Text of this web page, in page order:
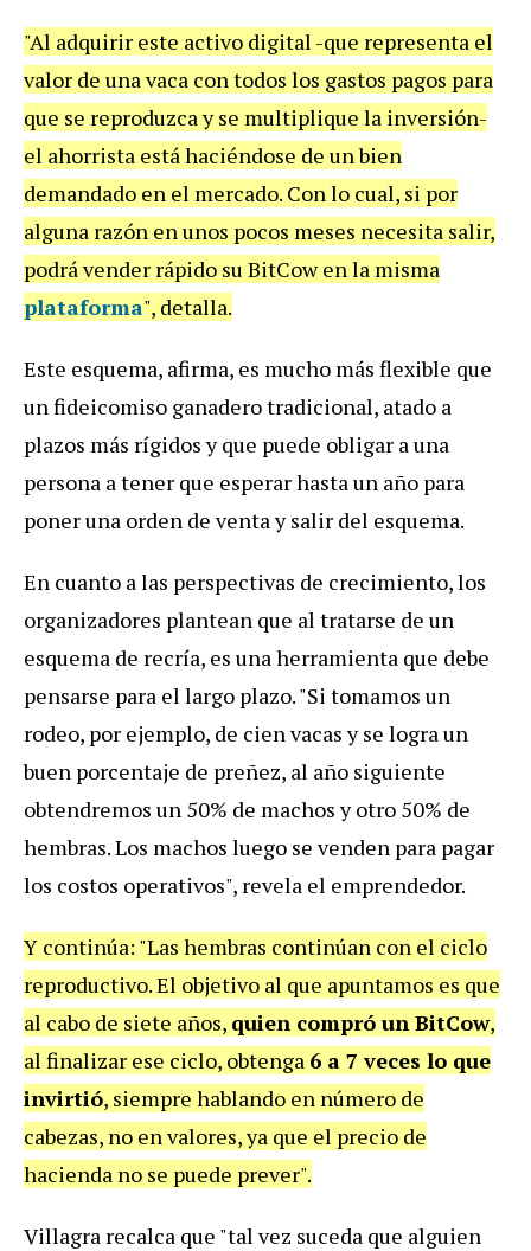
"Al adquirir este activo digital -que representa el
valor de una vaca con todos los gastos pagos para
que se reproduzca y se multiplique la inversión-
el ahorrista está haciéndose de un bien
demandado en el mercado. Con lo cual, si por
alguna razón en unos pocos meses necesita salir,
podrá vender rápido su BitCow en la misma
plataforma", detalla.
Este esquema, afirma, es mucho más flexible que
un fideicomiso ganadero tradicional, atado a
plazos más rígidos y que puede obligar a una
persona a tener que esperar hasta un año para
poner una orden de venta y salir del esquema.
En cuanto a las perspectivas de crecimiento, los
organizadores plantean que al tratarse de un
esquema de recría, es una herramienta que debe
pensarse para el largo plazo. "Si tomamos un
rodeo, por ejemplo, de cien vacas y se logra un
buen porcentaje de preñez, al año siguiente
obtendremos un 50% de machos y otro 50% de
hembras. Los machos luego se venden para pagar
los costos operativos", revela el emprendedor.
Y continúa: "Las hembras continúan con el ciclo
reproductivo. El objetivo al que apuntamos es que
al cabo de siete años, quien compró un BitCow,
al finalizar ese ciclo, obtenga 6 a 7 veces lo que
invirtió, siempre hablando en número de
cabezas, no en valores, ya que el precio de
hacienda no se puede prever".
Villagra recalca que "tal vez suceda que alguien